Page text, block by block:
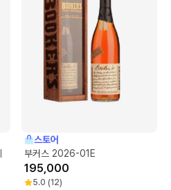
스토어
부커스 2026-01E
195,000
5.0 (12)